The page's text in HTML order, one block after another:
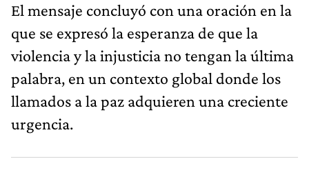
El mensaje concluyó con una oración en la
que se expresó la esperanza de que la
violencia y la injusticia no tengan la última
palabra, en un contexto global donde los
llamados a la paz adquieren una creciente
urgencia.